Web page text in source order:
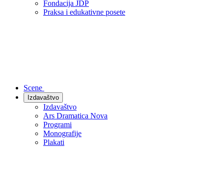
Fondacija JDP
Praksa i edukativne posete
Scene
Izdavaštvo
Izdavaštvo
Ars Dramatica Nova
Programi
Monografije
Plakati